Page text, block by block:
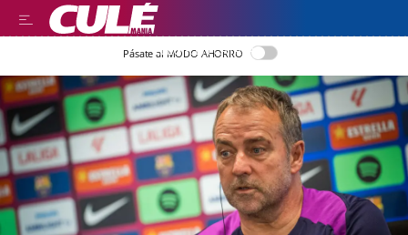
LLEGIR EN CATALÀ
Pásate al MODO AHORRO